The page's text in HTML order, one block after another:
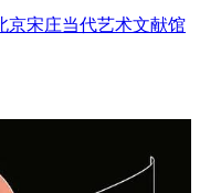
京宋庄当代艺术文献馆